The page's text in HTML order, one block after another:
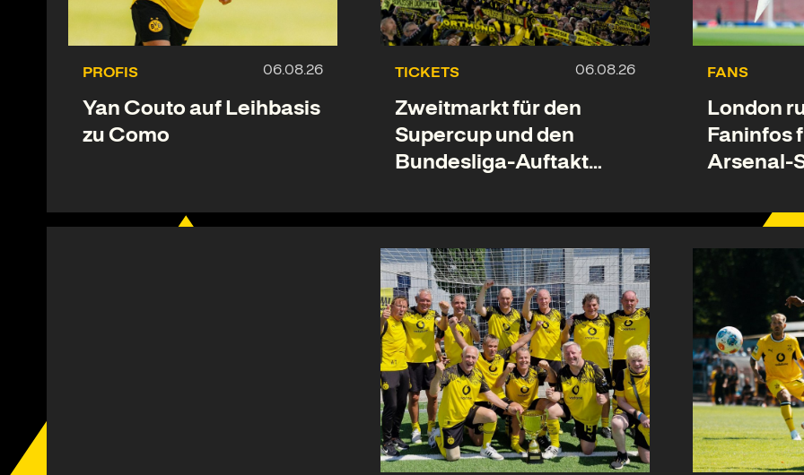
PROFIS
Yan Couto auf Leihbasis
zu Como
TICKETS
Zweitmarkt für den
Supercup und den
Bundesliga-Auftakt
FANS
London
Faninfos
Arsenal-